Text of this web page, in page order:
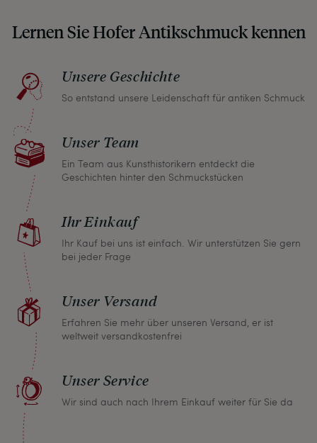
Lernen Sie Hofer Antikschmuck kennen
Unsere Geschichte
So entstand unsere Leidenschaft für antiken Schmuck
Unser Team
Ein Team aus Kunsthistorikern entdeckt die
Geschichten hinter den Schmuckstücken
Ihr Einkauf
Ihr Kauf bei uns ist einfach. Wir unterstützen Sie gern
bei jeder Frage
Unser Versand
Erfahren Sie mehr über unseren Versand, er ist
weltweit versandkostenfrei
Unser Service
Wir sind auch nach Ihrem Einkauf weiter für Sie da